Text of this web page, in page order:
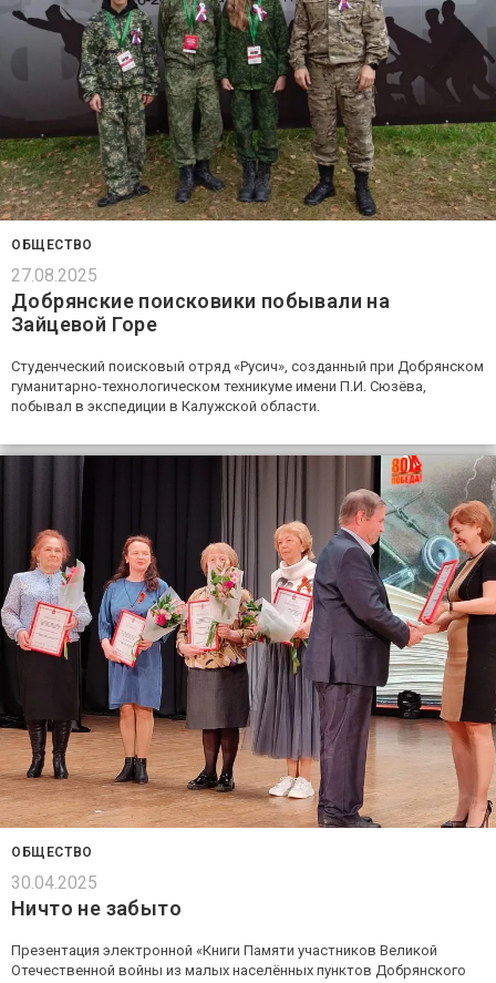
ОБЩЕСТВО
27.08.2025
Добрянские поисковики побывали на
Зайцевой Горе
Студенческий поисковый отряд «Русич», созданный при Добрянском
гуманитарно-технологическом техникуме имени П.И. Сюзёва,
побывал в экспедиции в Калужской области.
ОБЩЕСТВО
30.04.2025
Ничто не забыто
Презентация электронной «Книги Памяти участников Великой
Отечественной войны из малых населённых пунктов Добрянского